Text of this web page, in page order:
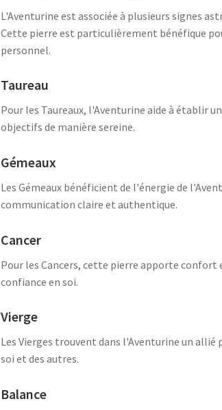
L'Aventurine est associée à plusieurs signes
Cette pierre est particulièrement bénéfique
personnel.
Taureau
Pour les Taureaux, l'Aventurine aide à
objectifs de manière sereine.
Gémeaux
Les Gémeaux bénéficient de l'énergie de
communication claire et authentique.
Cancer
Pour les Cancers, cette pierre apporte
confiance en soi.
Vierge
Les Vierges trouvent dans l'Aventurine un
soi et des autres.
Balance